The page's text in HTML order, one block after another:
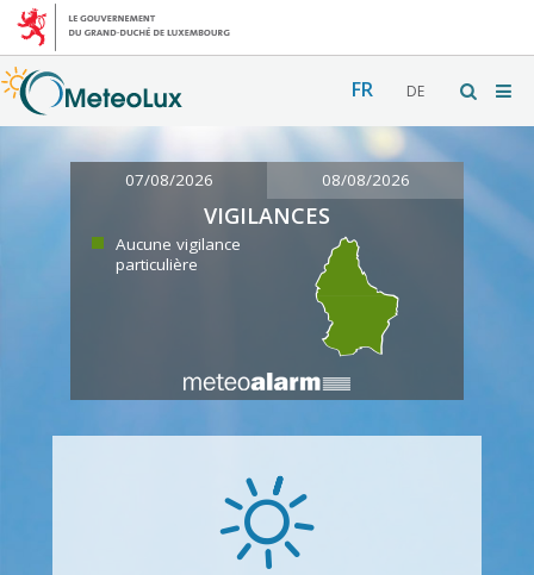
FR DE
07/08/2026 08/08/2026
VIGILANCES
Aucune vigilance
particulière